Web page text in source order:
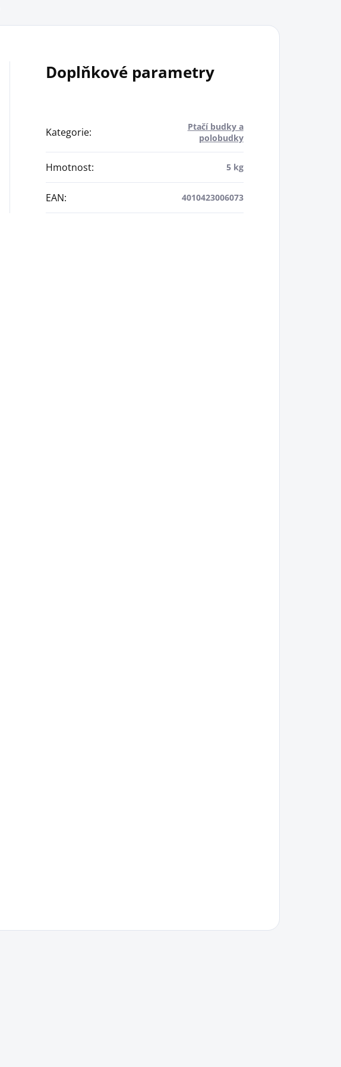
Doplňkové parametry
Kategorie:
Ptačí budky a
polobudky
Hmotnost: 5 kg
EAN: 4010423006073